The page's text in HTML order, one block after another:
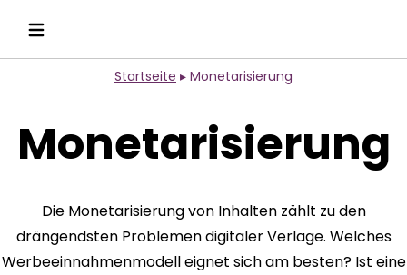
Startseite ▸ Monetarisierung
Monetarisierung
Die Monetarisierung von Inhalten zählt zu den
drängendsten Problemen digitaler Verlage. Welches
Werbeeinnahmenmodell eignet sich am besten? Ist eine